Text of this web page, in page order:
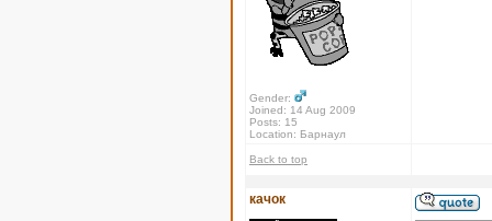
Gender:
Joined: 14 Aug 2009
Posts: 15
Location: Барнаул
Back to top
качок